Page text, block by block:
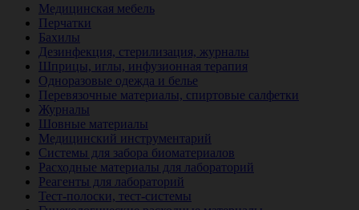
Медицинская мебель
Перчатки
Бахилы
Дезинфекция, стерилизация, журналы
Шприцы, иглы, инфузионная терапия
Одноразовые одежда и белье
Перевязочные материалы, спиртовые салфетки
Журналы
Шовные материалы
Медицинский инструментарий
Системы для забора биоматериалов
Расходные материалы для лабораторий
Реагенты для лабораторий
Тест-полоски, тест-системы